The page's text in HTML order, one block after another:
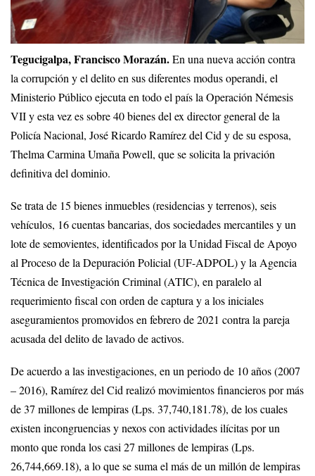
Tegucigalpa, Francisco Morazán.En una nueva acción contra
la corrupción y el delito en sus diferentes modus operandi, el
Ministerio Público ejecuta en todo el país la Operación Némesis
VII y esta vez es sobre 40 bienes del ex director general de la
Policía Nacional, José Ricardo Ramírez del Cid y de su esposa,
Thelma Carmina Umaña Powell, que se solicita la privación
definitiva del dominio.
Se trata de 15 bienes inmuebles (residencias y terrenos), seis
vehículos, 16 cuentas bancarias, dos sociedades mercantiles y un
lote de semovientes, identificados por la Unidad Fiscal de Apoyo
al Proceso de la Depuración Policial (UF-ADPOL) y la Agencia
Técnica de Investigación Criminal (ATIC), en paralelo al
requerimiento fiscal con orden de captura y a los iniciales
aseguramientos promovidos en febrero de 2021 contra la pareja
acusada del delito de lavado de activos.
De acuerdo a las investigaciones, en un periodo de 10 años (2007
– 2016), Ramírez del Cid realizó movimientos financieros por más
de 37 millones de lempiras (Lps. 37,740,181.78), de los cuales
existen incongruencias y nexos con actividades ilícitas por un
monto que ronda los casi 27 millones de lempiras (Lps.
26,744,669.18), a lo que se suma el más de un millón de lempiras